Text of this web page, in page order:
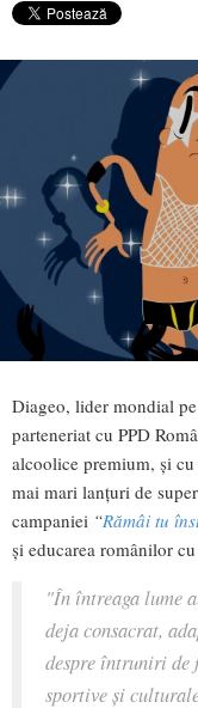
Diageo, lider mondial
parteneriat cu PPD
alcoolice premium, şi
mai mari lanţuri de
campaniei “Rămâi tu
şi educarea românilor
"În întreaga lume
deja consacrat,
despre întruniri de
sportive şi